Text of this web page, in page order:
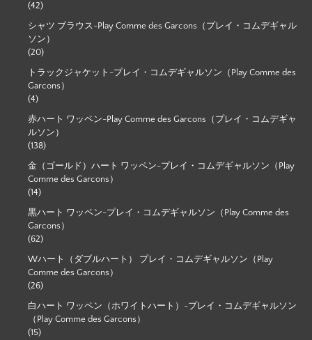
(42)
シャツ ブラウス-Play Comme des Garcons（プレイ・コムデギャル
ソン）
(20)
トラックジャケット-プレイ・コムデギャルソン（Play Comme des
Garcons）
(4)
赤ハート ワッペン-Play Comme des Garcons（プレイ・コムデギャ
ルソン）
(138)
金（ゴールド）ハート ワッペン-プレイ・コムデギャルソン（Play
Comme des Garcons）
(14)
黒ハート ワッペン-プレイ・コムデギャルソン（Play Comme des
Garcons）
(62)
Wハート（ダブルハート） プレイ・コムデギャルソン（Play
Comme des Garcons）
(26)
白ハート ワッペン（ホワイトハート）-プレイ・コムデギャルソン
（Play Comme des Garcons）
(15)